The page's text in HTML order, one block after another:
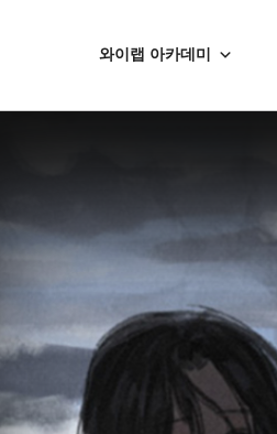
와이랩 아카데미